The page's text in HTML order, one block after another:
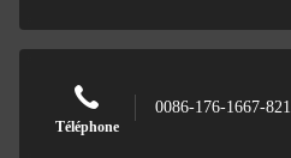
Téléphone
0086-176-1667-